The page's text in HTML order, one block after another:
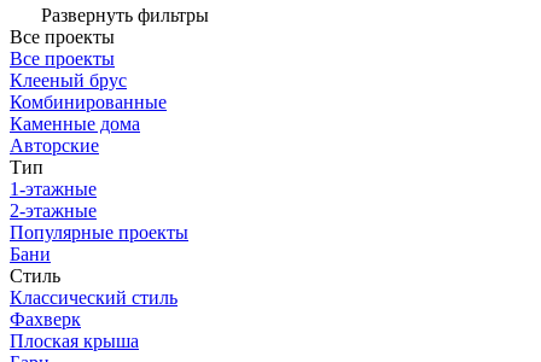
Развернуть фильтры
Все проекты
Все проекты
Клееный брус
Комбинированные
Каменные дома
Авторские
Тип
1-этажные
2-этажные
Популярные проекты
Бани
Стиль
Классический стиль
Фахверк
Плоская крыша